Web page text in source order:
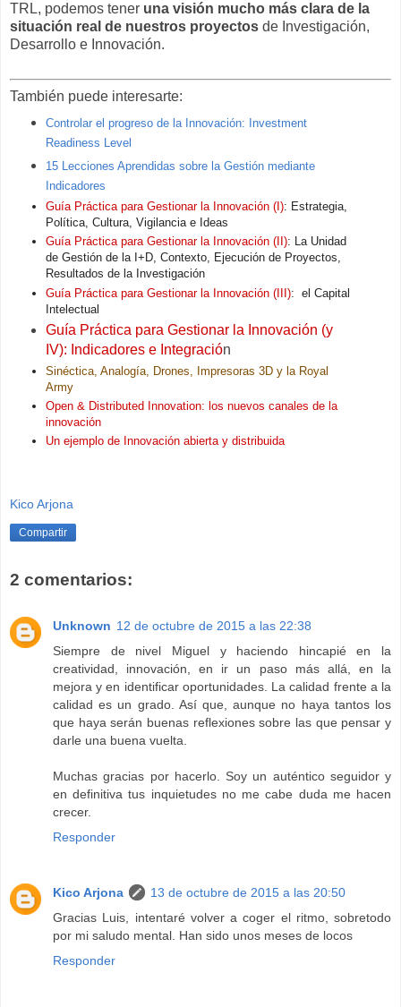
TRL, podemos tener una visión mucho más clara de la
situación real de nuestros proyectos de Investigación,
Desarrollo e Innovación.
También puede interesarte:
Controlar el progreso de la Innovación: Investment
Readiness Level
15 Lecciones Aprendidas sobre la Gestión mediante
Indicadores
Guía Práctica para Gestionar la Innovación (I): Estrategia,
Política, Cultura, Vigilancia e Ideas
Guía Práctica para Gestionar la Innovación (II): La Unidad
de Gestión de la I+D, Contexto, Ejecución de Proyectos,
Resultados de la Investigación
Guía Práctica para Gestionar la Innovación (III): el Capital
Intelectual
Guía Práctica para Gestionar la Innovación (y
IV): Indicadores e Integración
Sinéctica, Analogía, Drones, Impresoras 3D y la Royal
Army
Open & Distributed Innovation: los nuevos canales de la
innovación
Un ejemplo de Innovación abierta y distribuida
Kico Arjona
Compartir
2 comentarios:
Unknown 12 de octubre de 2015 a las 22:38
Siempre de nivel Miguel y haciendo hincapié en la
creatividad, innovación, en ir un paso más allá, en la
mejora y en identificar oportunidades. La calidad frente a la
calidad es un grado. Así que, aunque no haya tantos los
que haya serán buenas reflexiones sobre las que pensar y
darle una buena vuelta.
Muchas gracias por hacerlo. Soy un auténtico seguidor y
en definitiva tus inquietudes no me cabe duda me hacen
crecer.
Responder
Kico Arjona
13 de octubre de 2015 a las 20:50
Gracias Luis, intentaré volver a coger el ritmo, sobretodo
por mi saludo mental. Han sido unos meses de locos
Responder